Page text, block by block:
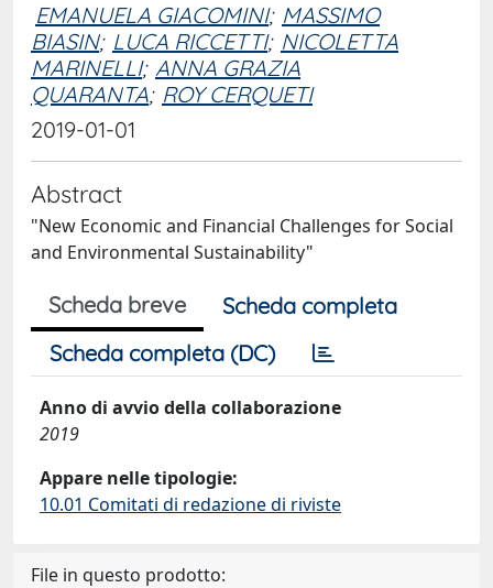
EMANUELA GIACOMINI; MASSIMO
BIASIN; LUCA RICCETTI; NICOLETTA
MARINELLI; ANNA GRAZIA
QUARANTA; ROY CERQUETI
2019-01-01
Abstract
"New Economic and Financial Challenges for Social
and Environmental Sustainability"
Scheda breve
Scheda completa
Scheda completa (DC)
Anno di avvio della collaborazione
2019
Appare nelle tipologie:
10.01 Comitati di redazione di riviste
File in questo prodotto: